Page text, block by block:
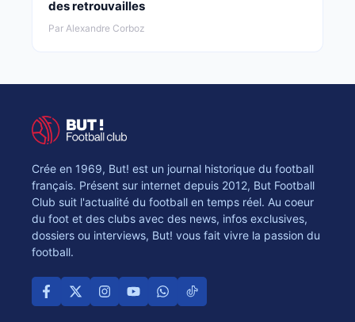
des retrouvailles
Par Alexandre Corboz
Crée en 1969, But! est un journal historique du football
français. Présent sur internet depuis 2012, But Football
Club suit l'actualité du football en temps réel. Au coeur
du foot et des clubs avec des news, infos exclusives,
dossiers ou interviews, But! vous fait vivre la passion du
football.